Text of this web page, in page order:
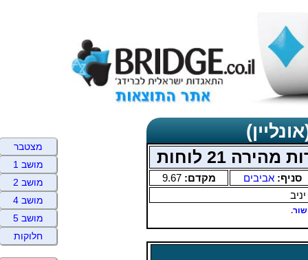
21 לוחות
סניף:אביבים מקדם:9.67
.
מצטבר
מושב 1
מושב 2
מושב 4
מושב 5
חלוקות